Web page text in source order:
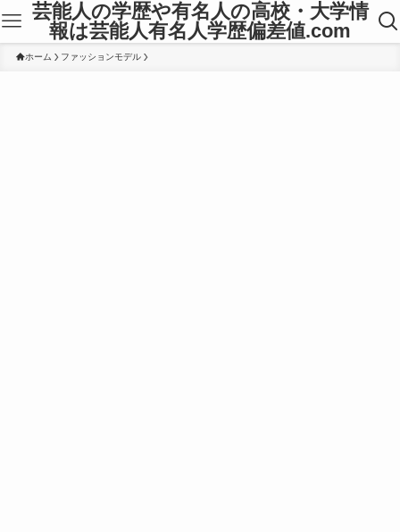
芸能人の学歴や有名人の高校・大学情
報は芸能人有名人学歴偏差値.com
ホーム ファッションモデル